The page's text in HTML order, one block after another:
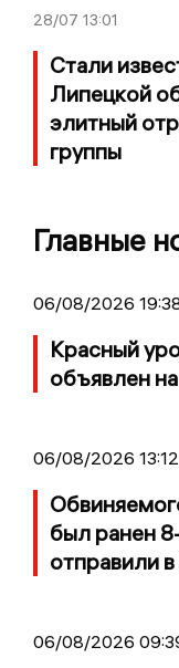
28/07 13:01
Стали
Липецкой
элитный
группы
Главные
06/08/2026
Красный
объявлен
06/08/2026 13:12
был ранен
отправили
06/08/2026